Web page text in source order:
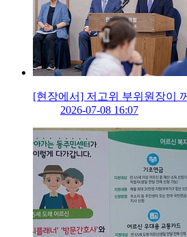
[현장에서] 저고위 부위원장이
2026-07-08 16:07